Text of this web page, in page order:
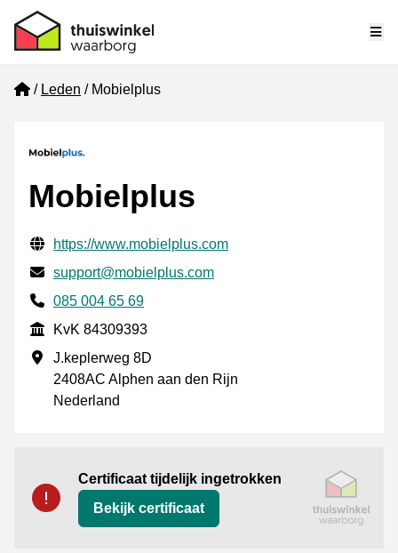
Home
Leden Mobielplus
Mobielplus
Gecontroleerde contactgegevens
Website URL
https://www.mobielplus.com
E-mail
support@mobielplus.com
Telefoonnummer
085 004 65 69
KvK
KvK 84309393
Vestigingsadres
J.keplerweg 8D
2408AC Alphen aan den Rijn
Nederland
Certificaat tijdelijk ingetrokken
Bekijk certificaat